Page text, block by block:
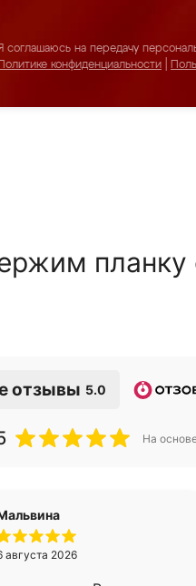
соглашаюсь на передачу
Политике конфиденциальности
планку
отзывы 5.0
На
августа 2026